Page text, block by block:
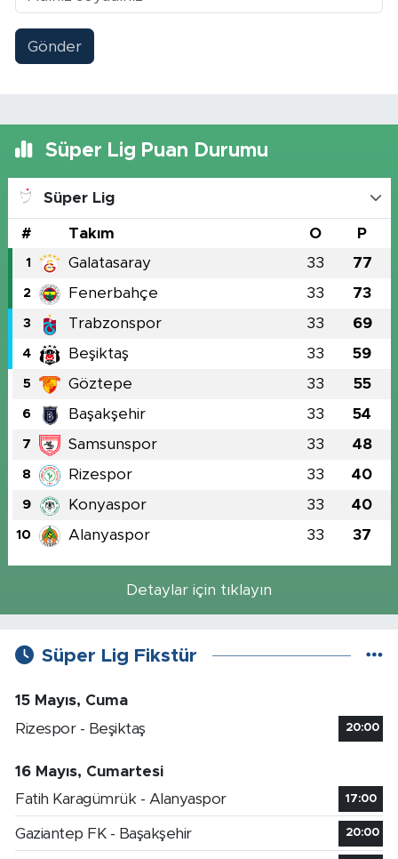
Gönder
Süper Lig Puan Durumu
Süper Lig
# Takım O P
1 Galatasaray 33 77
2 Fenerbahçe 33 73
3 Trabzonspor 33 69
4 Beşiktaş 33 59
5 Göztepe 33 55
6 Başakşehir 33 54
7 Samsunspor 33 48
8 Rizespor 33 40
9 Konyaspor 33 40
10 Alanyaspor 33 37
Detaylar için tıklayın
Süper Lig Fikstür
15 Mayıs, Cuma
Rizespor - Beşiktaş
20:00
16 Mayıs, Cumartesi
Fatih Karagümrük - Alanyaspor
17:00
Gaziantep FK - Başakşehir 20:00